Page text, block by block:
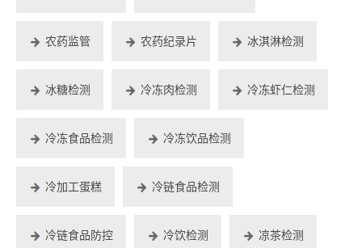
农药监管 农药纪录片 冰淇淋检测
冰糖检测 冷冻肉检测 冷冻虾仁检测
冷冻食品检测 冷冻饮品检测
冷加工蛋糕 冷链食品检测
冷链食品防控 冷饮检测 凉茶检测